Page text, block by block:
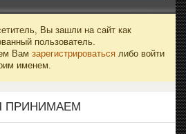
Вы зашли на сайт как
пользователь.
Вам зарегистрироваться либо войти
именем.
ПРИНИМАЕМ